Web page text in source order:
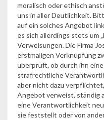
moralisch oder ethisch
uns in aller Deutlichkeit.
auf ein solches Angebot
es sich allerdings stets um
Verweisungen. Die Firma
erstmaligen Verknüpfung
überprüft, ob durch ihn
strafrechtliche
aber nicht dazu
Angebot verweist, ständig
eine Verantwortlichkeit
sie feststellt oder von